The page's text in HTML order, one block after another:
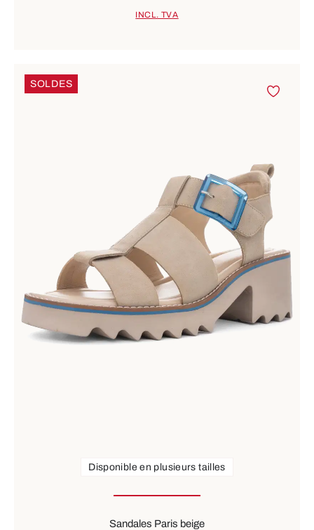
INCL. TVA
SOLDES
Disponible en plusieurs tailles
Sandales Paris beige